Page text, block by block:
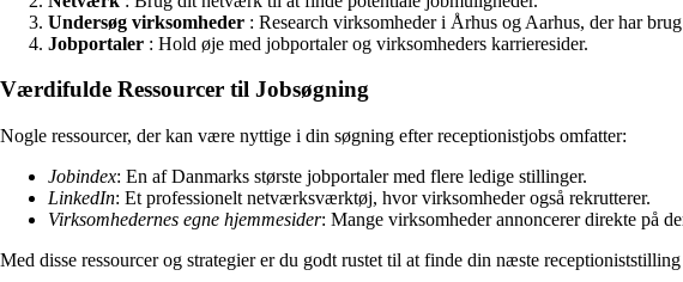
Undersøg virksomheder : Research virksomheder i Århus og Aarhus, der har
Jobportaler : Hold øje med jobportaler og virksomheders karrieresider.
Værdifulde Ressourcer til Jobsøgning
Nogle ressourcer, der kan være nyttige i din søgning efter receptionistjobs omfatter:
Jobindex: En af Danmarks største jobportaler med flere ledige stillinger.
LinkedIn: Et professionelt netværksværktøj, hvor virksomheder også rekrutterer.
Virksomhedernes egne hjemmesider: Mange virksomheder annoncerer direkte på
Med disse ressourcer og strategier er du godt rustet til at finde din næste